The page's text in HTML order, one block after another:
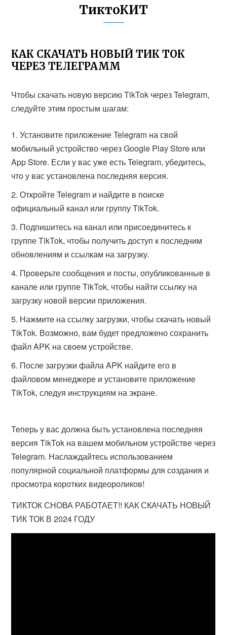
ТиктоКИТ
КАК СКАЧАТЬ НОВЫЙ ТИК ТОК
ЧЕРЕЗ ТЕЛЕГРАММ
Чтобы скачать новую версию TikTok через Telegram,
следуйте этим простым шагам:
Установите приложение Telegram на свой
мобильный устройство через Google Play Store или
App Store. Если у вас уже есть Telegram, убедитесь,
что у вас установлена последняя версия.
Откройте Telegram и найдите в поиске
официальный канал или группу TikTok.
Подпишитесь на канал или присоединитесь к
группе TikTok, чтобы получить доступ к последним
обновлениям и ссылкам на загрузку.
Проверьте сообщения и посты, опубликованные в
канале или группе TikTok, чтобы найти ссылку на
загрузку новой версии приложения.
Нажмите на ссылку загрузки, чтобы скачать новый
TikTok. Возможно, вам будет предложено сохранить
файл APK на своем устройстве.
После загрузки файла APK найдите его в
файловом менеджере и установите приложение
TikTok, следуя инструкциям на экране.
Теперь у вас должна быть установлена последняя
версия TikTok на вашем мобильном устройстве через
Telegram. Наслаждайтесь использованием
популярной социальной платформы для создания и
просмотра коротких видеороликов!
ТИКТОК СНОВА РАБОТАЕТ!! КАК СКАЧАТЬ НОВЫЙ
ТИК ТОК В 2024 ГОДУ